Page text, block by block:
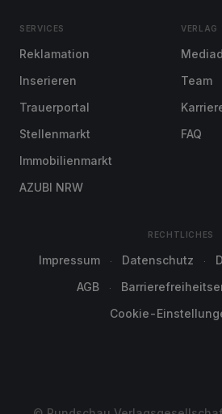
SERVICES
Reklamation
Inserieren
Trauerportal
Stellenmarkt
Immobilienmarkt
AZUBI NRW
VERLAG
Team
FAQ
RECHTLICHES
Impressum Datenschutz
AGB
Cookie-